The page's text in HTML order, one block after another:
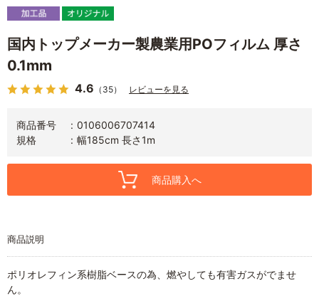
国内トップメーカー製農業用POフィルム 厚さ
0.1mm
4.6 （35） レビューを見る
商品番号
0106006707414
規格
幅185cm 長さ1m
商品購入へ
商品説明
ポリオレフィン系樹脂ベースの為、燃やしても有害ガスがでませ
ん。